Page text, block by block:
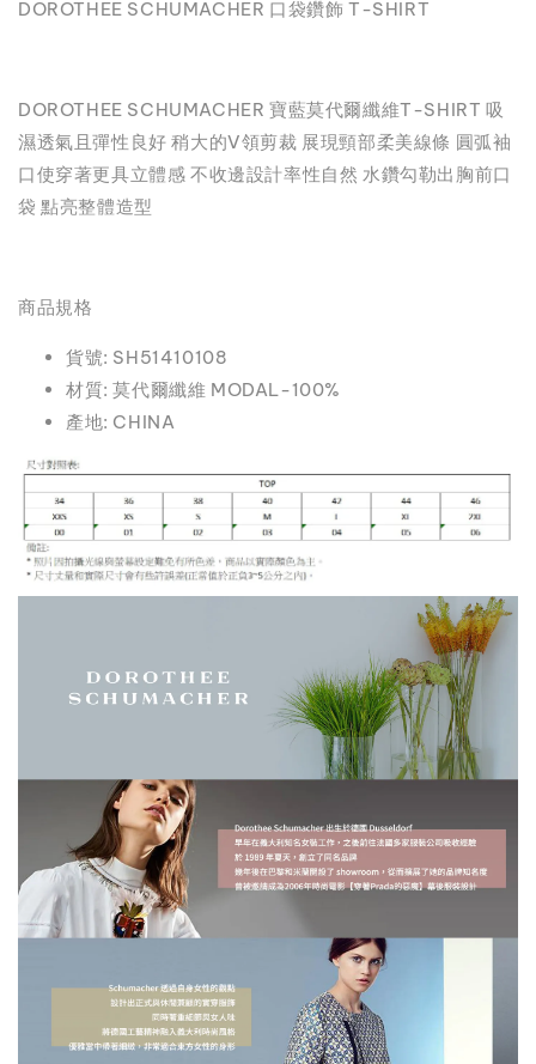
DOROTHEE SCHUMACHER 口袋鑽飾 T-SHIRT
DOROTHEE SCHUMACHER 寶藍莫代爾纖維T-SHIRT 吸
濕透氣且彈性良好 稍大的V領剪裁 展現頸部柔美線條 圓弧袖
口使穿著更具立體感 不收邊設計率性自然 水鑽勾勒出胸前口
袋 點亮整體造型
商品規格
貨號: SH51410108
材質: 莫代爾纖維 MODAL-100%
產地: CHINA